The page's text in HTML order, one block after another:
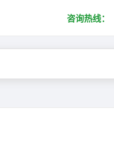
咨询热线：